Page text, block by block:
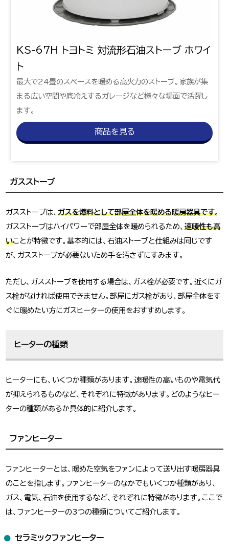
KS-67H トヨトミ 対流形石油ストーブ ホワイ
ト
最大で24畳のスペースを暖める高火力のストーブ。家族が集
まる広い空間や底冷えするガレージなど様々な場面で活躍し
ます。
商品を見る
ガスストーブ
ガスストーブは、ガスを燃料として部屋全体を暖める暖房器具です。
ガスストーブはハイパワーで部屋全体を暖められるため、速暖性も高
いことが特徴です。基本的には、石油ストーブと仕組みは同じです
が、ガスストーブが必要ないため手を汚さずにすみます。
ただし、ガスストーブを使用する場合は、ガス栓が必要です。近くにガ
ス栓がなければ使用できません。部屋にガス栓があり、部屋全体をす
ぐに暖めたい方にガスヒーターの使用をおすすめします。
ヒーターの種類
ヒーターにも、いくつか種類があります。速暖性の高いものや電気代
が抑えられるものなど、それぞれに特徴があります。どのようなヒー
ターの種類があるか具体的に紹介します。
ファンヒーター
ファンヒーターとは、暖めた空気をファンによって送り出す暖房器具
のことを指します。ファンヒーターのなかでもいくつか種類があり、
ガス、電気、石油を使用するなど、それぞれに特徴があります。ここで
は、ファンヒーターの3つの種類についてご紹介します。
セラミックファンヒーター